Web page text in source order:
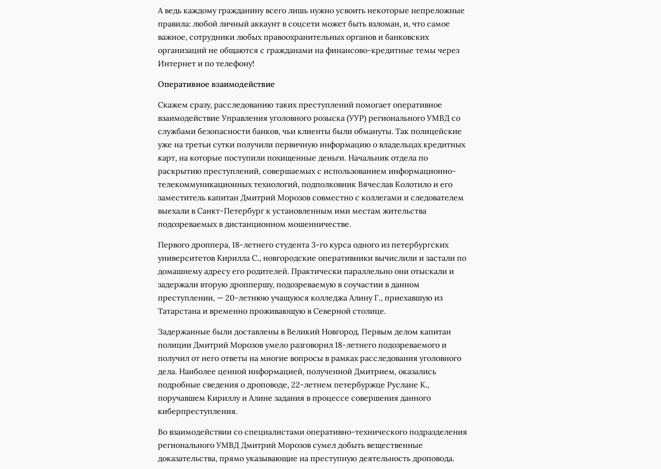
А ведь каждому гражданину всего лишь нужно усвоить некоторые непреложные
правила: любой личный аккаунт в соцсети может быть взломан, и, что самое
важное, сотрудники любых правоохранительных органов и банковских
организаций не общаются с гражданами на финансово-кредитные темы через
Интернет и по телефону!
Оперативное взаимодействие
Скажем сразу, расследованию таких преступлений помогает оперативное
взаимодействие Управления уголовного розыска (УУР) регионального УМВД со
службами безопасности банков, чьи клиенты были обмануты. Так полицейские
уже на третьи сутки получили первичную информацию о владельцах кредитных
карт, на которые поступили похищенные деньги. Начальник отдела по
раскрытию преступлений, совершаемых с использованием информационно-
телекоммуникационных технологий, подполковник Вячеслав Колотило и его
заместитель капитан Дмитрий Морозов совместно с коллегами и следователем
выехали в Санкт-Петербург к установленным ими местам жительства
подозреваемых в дистанционном мошенничестве.
Первого дроппера, 18-летнего студента 3-го курса одного из петербургских
университетов Кирилла С., новгородские оперативники вычислили и застали по
домашнему адресу его родителей. Практически параллельно они отыскали и
задержали вторую дроппершу, подозреваемую в соучастии в данном
преступлении, — 20-летнюю учащуюся колледжа Алину Г., приехавшую из
Татарстана и временно проживающую в Северной столице.
Задержанные были доставлены в Великий Новгород. Первым делом капитан
полиции Дмитрий Морозов умело разговорил 18-летнего подозреваемого и
получил от него ответы на многие вопросы в рамках расследования уголовного
дела. Наиболее ценной информацией, полученной Дмитрием, оказались
подробные сведения о дроповоде, 22-летнем петербуржце Руслане К.,
поручавшем Кириллу и Алине задания в процессе совершения данного
киберпреступления.
Во взаимодействии со специалистами оперативно-технического подразделения
регионального УМВД Дмитрий Морозов сумел добыть вещественные
доказательства, прямо указывающие на преступную деятельность дроповода.